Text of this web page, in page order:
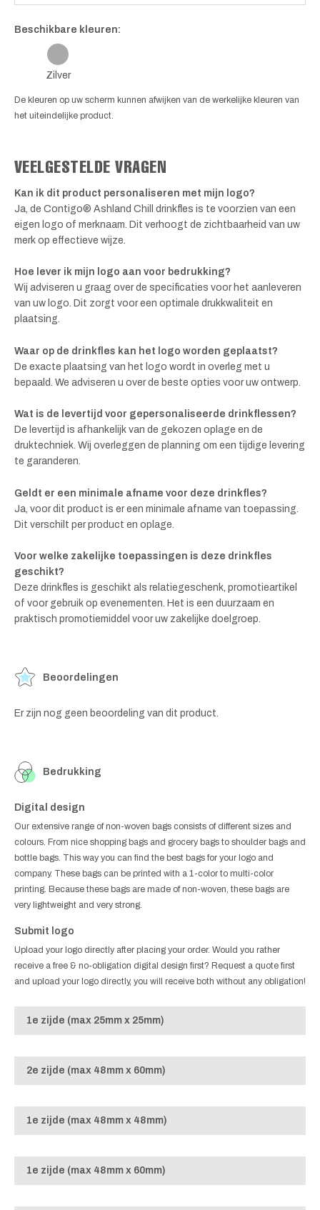
Beschikbare kleuren:
Zilver
De kleuren op uw scherm kunnen afwijken van de werkelijke kleuren van
het uiteindelijke product.
VEELGESTELDE VRAGEN
Kan ik dit product personaliseren met mijn logo?
Ja, de Contigo® Ashland Chill drinkfles is te voorzien van een
eigen logo of merknaam. Dit verhoogt de zichtbaarheid van uw
merk op effectieve wijze.
Hoe lever ik mijn logo aan voor bedrukking?
Wij adviseren u graag over de specificaties voor het aanleveren
van uw logo. Dit zorgt voor een optimale drukkwaliteit en
plaatsing.
Waar op de drinkfles kan het logo worden geplaatst?
De exacte plaatsing van het logo wordt in overleg met u
bepaald. We adviseren u over de beste opties voor uw ontwerp.
Wat is de levertijd voor gepersonaliseerde drinkflessen?
De levertijd is afhankelijk van de gekozen oplage en de
druktechniek. Wij overleggen de planning om een tijdige levering
te garanderen.
Geldt er een minimale afname voor deze drinkfles?
Ja, voor dit product is er een minimale afname van toepassing.
Dit verschilt per product en oplage.
Voor welke zakelijke toepassingen is deze drinkfles
geschikt?
Deze drinkfles is geschikt als relatiegeschenk, promotieartikel
of voor gebruik op evenementen. Het is een duurzaam en
praktisch promotiemiddel voor uw zakelijke doelgroep.
Beoordelingen
Er zijn nog geen beoordeling van dit product.
Bedrukking
Digital design
Our extensive range of non-woven bags consists of different sizes and
colours. From nice shopping bags and grocery bags to shoulder bags and
bottle bags. This way you can find the best bags for your logo and
company. These bags can be printed with a 1-color to multi-color
printing. Because these bags are made of non-woven, these bags are
very lightweight and very strong.
Submit logo
Upload your logo directly after placing your order. Would you rather
receive a free & no-obligation digital design first? Request a quote first
and upload your logo directly, you will receive both without any obligation!
1e zijde (max 25mm x 25mm)
2e zijde (max 48mm x 60mm)
1e zijde (max 48mm x 48mm)
1e zijde (max 48mm x 60mm)